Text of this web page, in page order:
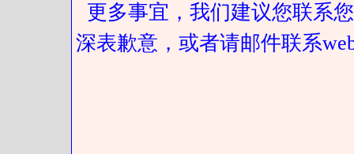
更多事宜，我们建议您联系
深表歉意，或者请邮件联系